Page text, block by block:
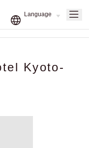
Kyoto-